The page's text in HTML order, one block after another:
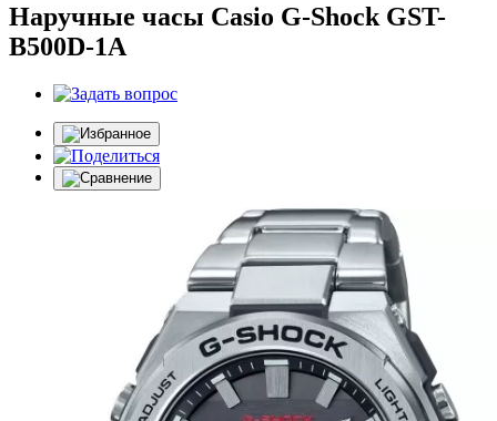
Наручные часы Casio G-Shock GST-
B500D-1A